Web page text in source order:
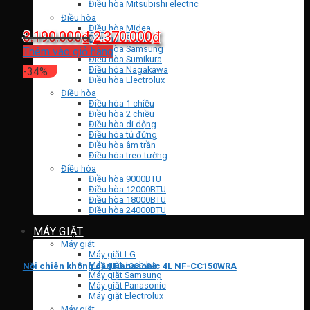
Điều hòa Mitsubishi electric
Điều hòa
Điều hòa Midea
Điều hòa Sharp
Điều hòa Samsung
Điều hòa Sumikura
Điều hòa Nagakawa
Điều hòa Electrolux
Điều hòa
Điều hòa 1 chiều
Điều hòa 2 chiều
Điều hòa di dộng
Điều hòa tủ đứng
Điều hòa âm trần
Điều hòa treo tường
Điều hòa
Điều hòa 9000BTU
Điều hòa 12000BTU
Điều hòa 18000BTU
Điều hòa 24000BTU
MÁY GIẶT
Máy giặt
Máy giặt LG
Máy giặt Toshiba
Máy giặt Samsung
Máy giặt Panasonic
Máy giặt Electrolux
3.190.000₫Giá
gốc
là:
3.190.000₫.
2.370.000₫Giá
hiện
tại
là:
Thêm vào giỏ hàng
-34%
Nồi chiên không dầu Panasonic 4L NF-CC150WRA